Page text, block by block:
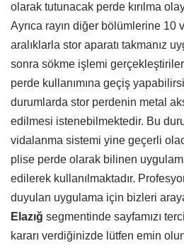
olarak tutunacak perde kırılma
Ayrıca rayın diğer bölümlerine 10
aralıklarla stor aparatı takmanız
sonra sökme işlemi
perde kullanımına geçiş
durumlarda stor perdenin metal
edilmesi istenebilmektedir. Bu
vidalanma sistemi yine geçerli
plise perde olarak bilinen
edilerek kullanılmaktadır.
duyulan uygulama için bizleri
Elazığ segmentinde sayfamızı
kararı verdiğinizde lütfen emin